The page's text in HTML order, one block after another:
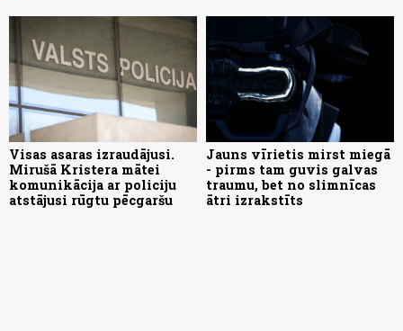
Visas asaras izraudājusi.
Mirušā Kristera mātei
komunikācija ar policiju
atstājusi rūgtu pēcgaršu
Jauns vīrietis mirst miegā
- pirms tam guvis galvas
traumu, bet no slimnīcas
ātri izrakstīts